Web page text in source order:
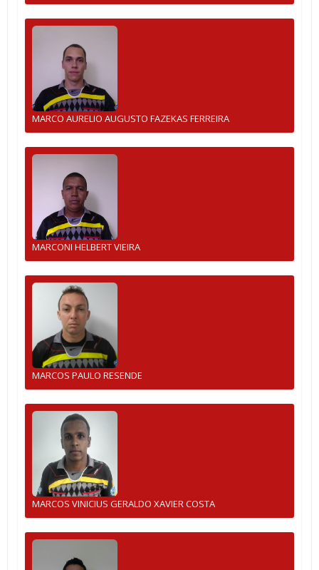
MARCO AURELIO AUGUSTO FAZEKAS FERREIRA
MARCONI HELBERT VIEIRA
MARCOS PAULO RESENDE
MARCOS VINICIUS GERALDO XAVIER COSTA